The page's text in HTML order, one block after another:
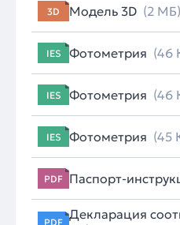
3D Модель 3D (2 МБ)
IES Фотометрия (46
IES Фотометрия (46
IES Фотометрия (45
PDF Паспорт-
PDF Декларация